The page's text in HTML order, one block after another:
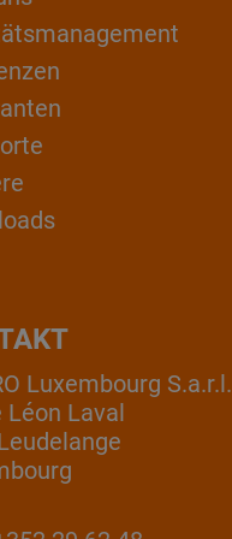
Luxembourg S.a.r.l.
Léon Laval